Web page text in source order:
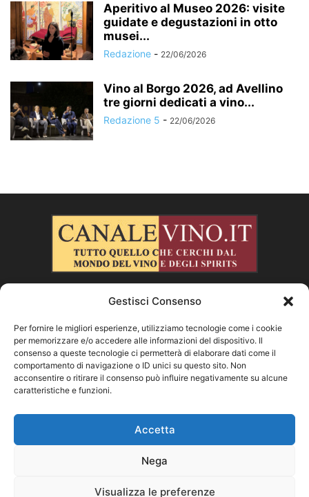
Aperitivo al Museo 2026: visite
guidate e degustazioni in otto
musei...
Redazione - 22/06/2026
Vino al Borgo 2026, ad Avellino
tre giorni dedicati a vino...
Redazione 5 - 22/06/2026
CHI SIAMO
SEGUICI
Facebook
Vimeo
©
Gestisci Consenso
Per fornire le migliori esperienze, utilizziamo tecnologie come i cookie
per memorizzare e/o accedere alle informazioni del dispositivo. Il
consenso a queste tecnologie ci permetterà di elaborare dati come il
comportamento di navigazione o ID unici su questo sito. Non
acconsentire o ritirare il consenso può influire negativamente su alcune
caratteristiche e funzioni.
Accetta
Nega
Visualizza le preferenze